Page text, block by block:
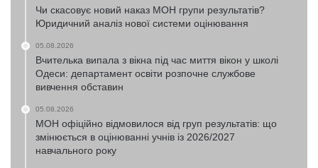
Чи скасовує новий наказ МОН групи результатів?
Юридичний аналіз нової системи оцінювання
05.08.2026
Вчителька випала з вікна під час миття вікон у школі
Одеси: департамент освіти розпочне службове
вивчення обставин
05.08.2026
МОН офіційно відмовилося від груп результатів: що
змінюється в оцінюванні учнів із 2026/2027
навчального року